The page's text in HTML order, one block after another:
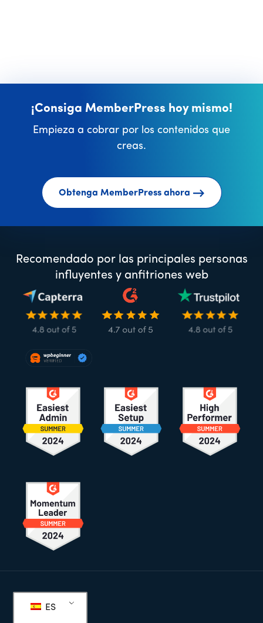
¡Consiga MemberPress hoy mismo!
Empieza a cobrar por los contenidos que
creas.
Obtenga MemberPress ahora
Recomendado por las principales personas
influyentes y anfitriones web
de
página
ES